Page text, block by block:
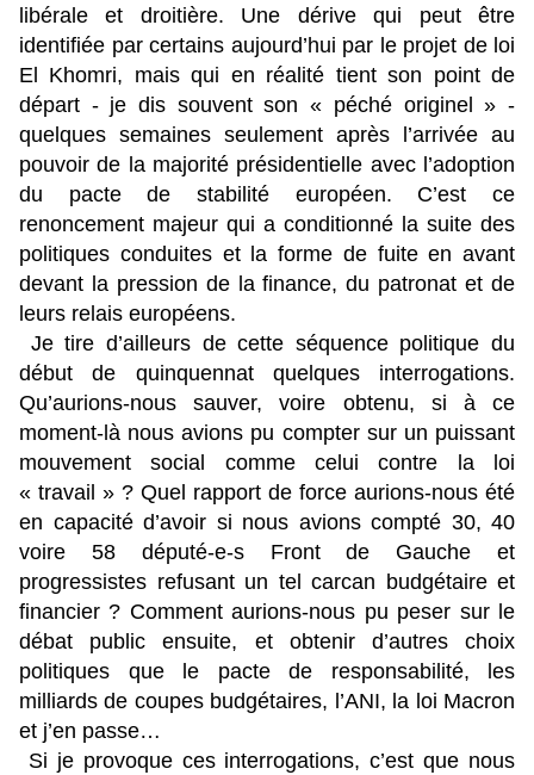
libérale et droitière. Une dérive qui peut être
identifiée par certains aujourd’hui par le projet de loi
El Khomri, mais qui en réalité tient son point de
départ - je dis souvent son « péché originel » -
quelques semaines seulement après l’arrivée au
pouvoir de la majorité présidentielle avec l’adoption
du pacte de stabilité européen. C’est ce
renoncement majeur qui a conditionné la suite des
politiques conduites et la forme de fuite en avant
devant la pression de la finance, du patronat et de
leurs relais européens.
Je tire d’ailleurs de cette séquence politique du
début de quinquennat quelques interrogations.
Qu’aurions-nous sauver, voire obtenu, si à ce
moment-là nous avions pu compter sur un puissant
mouvement social comme celui contre la loi
« travail » ? Quel rapport de force aurions-nous été
en capacité d’avoir si nous avions compté 30, 40
voire 58 député-e-s Front de Gauche et
progressistes refusant un tel carcan budgétaire et
financier ? Comment aurions-nous pu peser sur le
débat public ensuite, et obtenir d’autres choix
politiques que le pacte de responsabilité, les
milliards de coupes budgétaires, l’ANI, la loi Macron
et j’en passe…
Si je provoque ces interrogations, c’est que nous